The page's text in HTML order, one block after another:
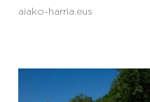
aiako-harria.eus